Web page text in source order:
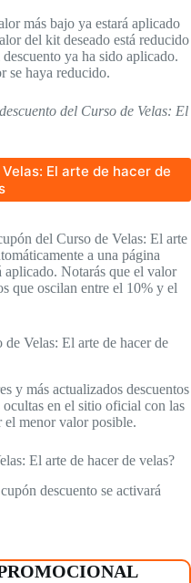
más bajo ya estará aplicado
del kit deseado está reducido
ya ha sido aplicado.
se haya reducido.
del Curso de Velas: El
El arte de hacer de
del Curso de Velas: El arte
a una página
aplicado. Notarás que el valor
que oscilan entre el 10% y el
Velas: El arte de hacer de
y más actualizados descuentos
ocultas en el sitio oficial con las
el menor valor posible.
El arte de hacer de velas?
descuento se activará